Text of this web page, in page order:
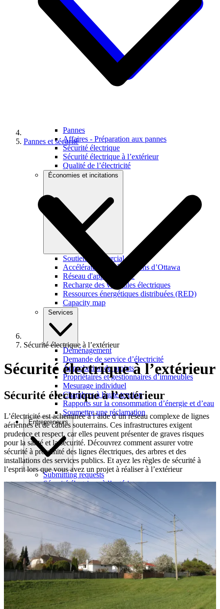
Pannes
Affaires - Préparation aux pannes
Sécurité électrique
Sécurité électrique à l’extérieur
Qualité de l’électricité
Économies et incitations
Soutien commercial
Accélérateur de rénovations d’Ottawa
Réseau d'apprentissage
Recharge des véhicules électriques
Ressources énergétiques distribuées (RED)
Capacity map
Services
Déménagement
Demande de service d’électricité
Approbation de projets
Propriétaires et gestionnaires d’immeubles
Mesurage individuel
Chambres à haute tension
Rapports sur la consommation d’énergie et d’eau
Soumettre une réclamation
Entrepreneurs
Submitting requests
Sécurité électrique à l’extérieur
Paiement de votre facture de services
Approbation de projets
Tranchées de services publics
Localisation excavation sécuritaire
Spécifications de conception commerciale
Spécifications de conception résidentielle
Conception de réseaux de distribution
Accès historique consommation d’électricité
Pannes et sécurité
Sécurité électrique à l’extérieur
Sécurité électrique à l’extérieur
Sécurité électrique à l’extérieur
L’électricité est acheminée à l’aide d’un réseau complexe de lignes
aériennes et de câbles souterrains. Ces infrastructures exigent
prudence et respect, car elles peuvent présenter de graves risques
pour la santé et la sécurité. Découvrez comment assurer votre
sécurité à proximité des lignes électriques, des arbres et des
installations des services publics. Et ayez les règles de sécurité à
l’esprit lors que vous avez un projet à réaliser à l’extérieur